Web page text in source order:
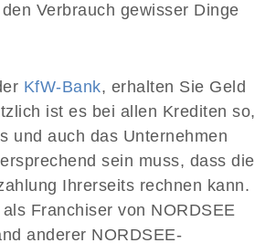
Verbrauch gewisser Dinge
KfW-Bank, erhalten Sie Geld
ist es bei allen Krediten so,
und auch das Unternehmen
sein muss, dass die
Ihrerseits rechnen kann.
Franchiser von NORDSEE
anderer NORDSEE-